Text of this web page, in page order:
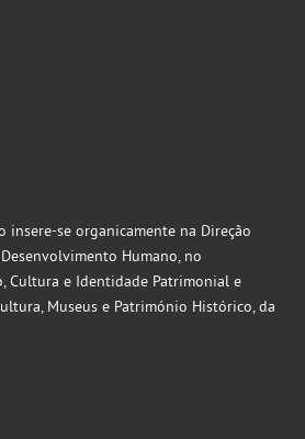
insere-se organicamente na Direção
Humano, no
Cultura e Identidade Patrimonial e
Museus e Património Histórico, da